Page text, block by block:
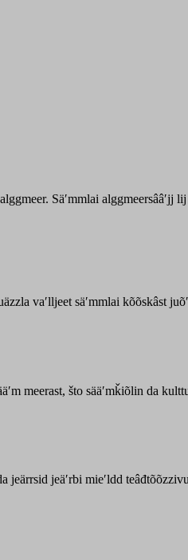
Säʹmmlai alggmeersââʹjj
vaʹlljeet säʹmmlai kõõskâst
meerast, što sääʹmǩiõlin da
jeärrsid jeäʹrbi mieʹldd